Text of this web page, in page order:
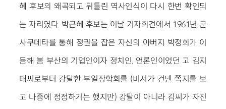
혜 후보의 왜곡되고 뒤틀린 역사인식이 다시 한번 확인되
는 자리였다. 박근혜 후보는 이날 기자회견에서 1961년 군
사쿠데타를 통해 정권을 잡은 자신의 아버지 박정희가 이
듬해 봄 부산의 기업인이자 정치인, 언론인이었던 고 김지
태씨로부터 강탈한 부일장학회를 (비서가 건넨 쪽지를 보
고 나중에 정정하기는 했지만) 강탈이 아니라 김씨가 자진